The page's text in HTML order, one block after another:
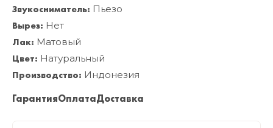
Звукосниматель: Пьезо
Вырез: Нет
Лак: Матовый
Цвет: Натуральный
Производство: Индонезия
ГарантияОплатаДоставка